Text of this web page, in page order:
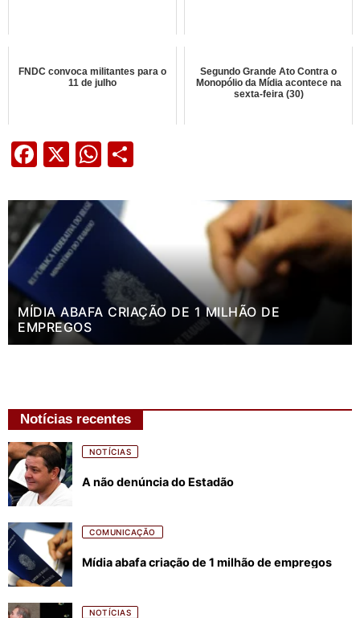
FNDC convoca militantes para o
11 de julho
Segundo Grande Ato Contra o
Monopólio da Mídia acontece na
sexta-feira (30)
Facebook
X WhatsApp
MÍDIA ABAFA CRIAÇÃO DE 1 MILHÃO DE
EMPREGOS
Notícias recentes
NOTÍCIAS
A não denúncia do Estadão
COMUNICAÇÃO
Mídia abafa criação de 1 milhão de empregos
NOTÍCIAS